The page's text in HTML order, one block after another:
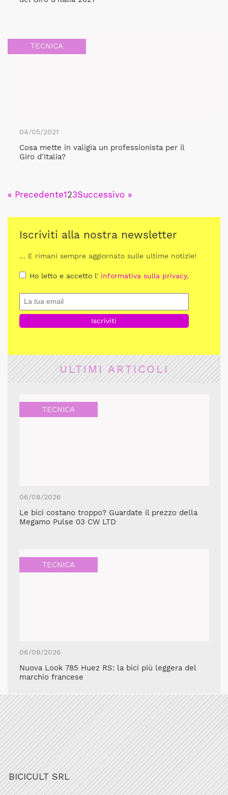
TECNICA
04/05/2021
Cosa mette in valigia un professionista per il
Giro d'Italia?
« Precedente123Successivo »
Iscriviti alla nostra newsletter
... E rimani sempre aggiornato sulle ultime notizie!
Ho letto e accetto l' informativa sulla privacy.
ULTIMI ARTICOLI
TECNICA
06/08/2026
Le bici costano troppo? Guardate il prezzo della
Megamo Pulse 03 CW LTD
TECNICA
06/08/2026
Nuova Look 785 Huez RS: la bici più leggera del
marchio francese
BICICULT SRL